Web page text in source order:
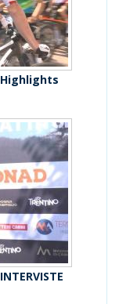
Highlights